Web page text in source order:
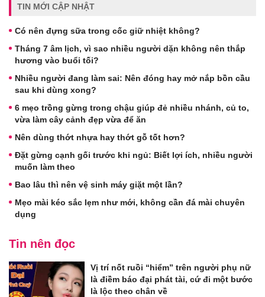
TIN MỚI CẬP NHẬT
Có nên đựng sữa trong cốc giữ nhiệt không?
Tháng 7 âm lịch, vì sao nhiều người dặn không nên thắp
hương vào buổi tối?
Nhiều người đang làm sai: Nên đóng hay mở nắp bồn cầu
sau khi dùng xong?
6 mẹo trồng gừng trong chậu giúp đẻ nhiều nhánh, củ to,
vừa làm cây cảnh đẹp vừa để ăn
Nên dùng thớt nhựa hay thớt gỗ tốt hơn?
Đặt gừng cạnh gối trước khi ngủ: Biết lợi ích, nhiều người
muốn làm theo
Bao lâu thì nên vệ sinh máy giặt một lần?
Mẹo mài kéo sắc lẹm như mới, không cần đá mài chuyên
dụng
Tin nên đọc
Vị trí nốt ruồi “hiểm” trên người phụ nữ
là điềm báo đại phát tài, cứ đi một bước
là lộc theo chân về